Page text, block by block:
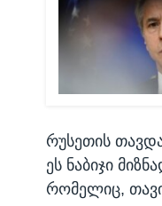
რუსეთის
ეს ნაბიჯი
რომელიც,